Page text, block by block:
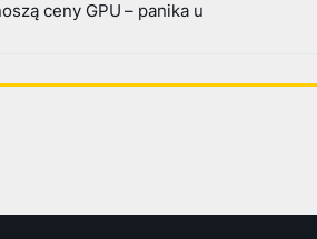
ceny GPU – panika u